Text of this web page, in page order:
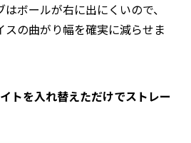
ボールが右に出にくいので、
の曲がり幅を確実に減らせま
トを入れ替えただけでストレー